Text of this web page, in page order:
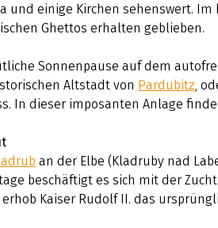
und einige Kirchen sehenswert.
Ghettos erhalten geblieben.
Sonnenpause auf dem
Altstadt von Pardubitz ,
In dieser imposanten Anlage
an der Elbe (Kladruby nad
beschäftigt es sich mit der
Kaiser Rudolf II. das